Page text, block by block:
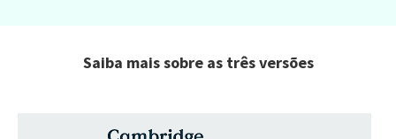
Saiba mais sobre as três versões